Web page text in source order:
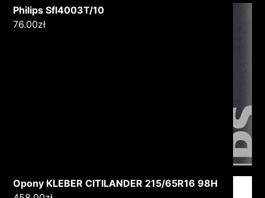
Philips Sfl4003T/10
76.00zł
Opony KLEBER CITILANDER 215/65R16 98H